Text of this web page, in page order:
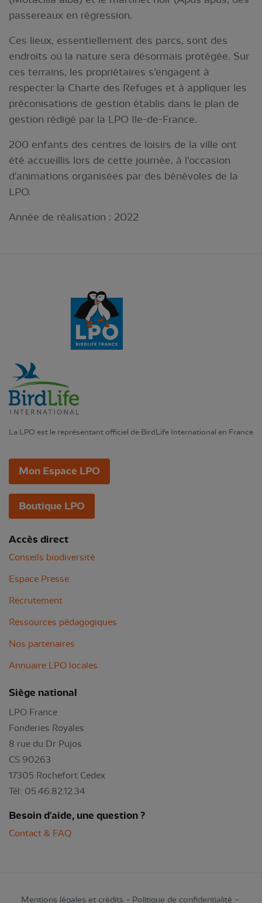
passereaux en régression.
Ces lieux, essentiellement des parcs, sont des
endroits où la nature sera désormais protégée. Sur
ces terrains, les propriétaires s’engagent à
respecter la Charte des Refuges et à appliquer les
préconisations de gestion établis dans le plan de
gestion rédigé par la LPO Ile-de-France.
200 enfants des centres de loisirs de la ville ont
été accueillis lors de cette journée, à l'occasion
d'animations organisées par des bénévoles de la
LPO.
Année de réalisation : 2022
La LPO est le représentant officiel de BirdLife International en France
Mon Espace LPO
Boutique LPO
Accès direct
Conseils biodiversité
Espace Presse
Recrutement
Ressources pédagogiques
Nos partenaires
Annuaire LPO locales
Siège national
LPO France
Fonderies Royales
8 rue du Dr Pujos
CS 90263
17305 Rochefort Cedex
Tél: 05.46.82.12.34
Besoin d'aide, une question ?
Contact & FAQ
Mentions légales et crédits Politique de confidentialité